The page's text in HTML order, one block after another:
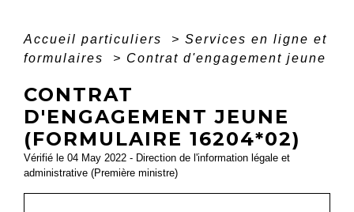
Accueil particuliers > Services en ligne et
formulaires
> Contrat d'engagement jeune
CONTRAT
D'ENGAGEMENT JEUNE
(FORMULAIRE 16204*02)
Vérifié le 04 May 2022 - Direction de l'information légale et
administrative (Première ministre)